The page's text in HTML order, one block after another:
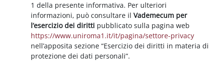
1 della presente informativa. Per ulteriori
informazioni, può consultare ilVademecum per
l’esercizio dei diritti pubblicato sulla pagina web
https://www.uniroma1.it/it/pagina/settore-privacy
nell’apposita sezione “Esercizio dei diritti in materia di
protezione dei dati personali”.